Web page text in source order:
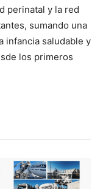
perinatal y la red
sumando una
infancia saludable y
los primeros